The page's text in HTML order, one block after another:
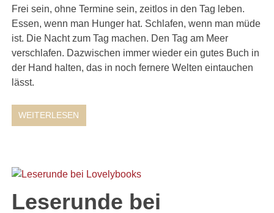
Frei sein, ohne Termine sein, zeitlos in den Tag leben.
Essen, wenn man Hunger hat. Schlafen, wenn man müde
ist. Die Nacht zum Tag machen. Den Tag am Meer
verschlafen. Dazwischen immer wieder ein gutes Buch in
der Hand halten, das in noch fernere Welten eintauchen
lässt.
WEITERLESEN
Leserunde bei